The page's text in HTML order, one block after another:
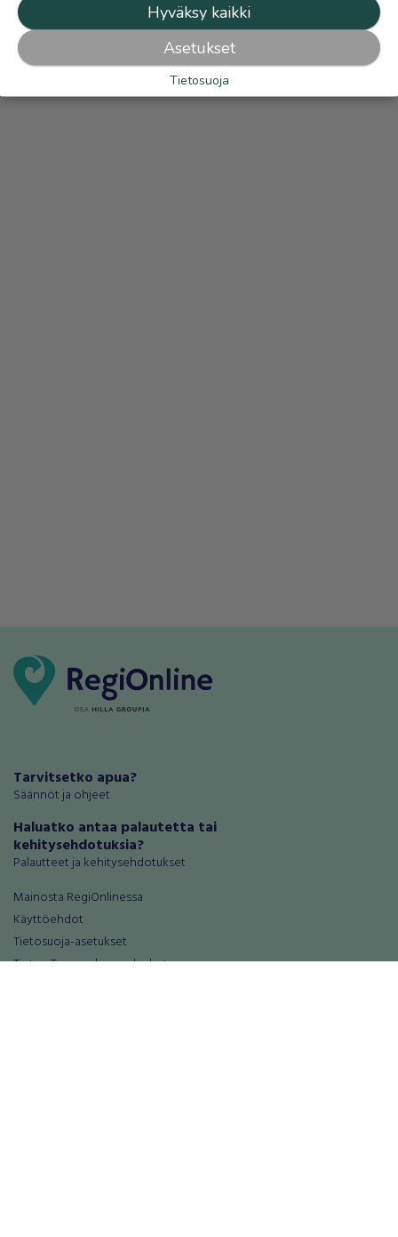
OTA YHTEYTTÄ ILMOITTAJAAN
Tarvitsetko apua?
Säännöt ja ohjeet
Haluatko antaa palautetta tai
kehitysehdotuksia?
Palautteet ja kehitysehdotukset
Mainosta RegiOnlinessa
Käyttöehdot
Tietosuoja-asetukset
Tietoa Turvamaksu -palvelusta
Hyväksy kaikki
Asetukset
Tietosuoja